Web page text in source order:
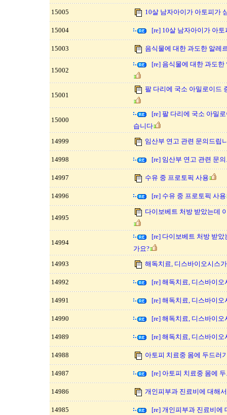
15005 10살 남자아이가 아토피가
15004 [re] 10살 남자아이가 아
15003 음식물에 대한 과도한 알레
15002
[re] 음식물에 대한 과도
15001
팔 다리에 국소 아밀로이드
15000
[re] 팔 다리에 국소 아밀
습니다
14999
임산부 연고 관련 문의드립
14998 [re] 임산부 연고 관련 문
14997 수유 중 프로토픽 사용
14996 [re] 수유 중 프로토픽 사용
14995
다이보베트 처방 받았는데
14994
[re] 다이보베트 처방 받
가요?
14993
해독치료, 디스바이오시스
14992 [re] 해독치료, 디스바이오
14991 [re] 해독치료, 디스바이오
14990 [re] 해독치료, 디스바이오
14989 [re] 해독치료, 디스바이오
14988 아토피 치료중 몸에 두드러
14987 [re] 아토피 치료중 몸에
14986 개인피부과 진료비에 대해
14985 [re] 개인피부과 진료비에